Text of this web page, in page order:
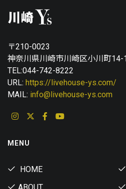
〒210-0023
神奈川県川崎市川崎区小川町14-
TEL:044-742-8222
URL: https://livehouse-ys.com/
MAIL: info@livehouse-ys.com
MENU
HOME
ABOUT